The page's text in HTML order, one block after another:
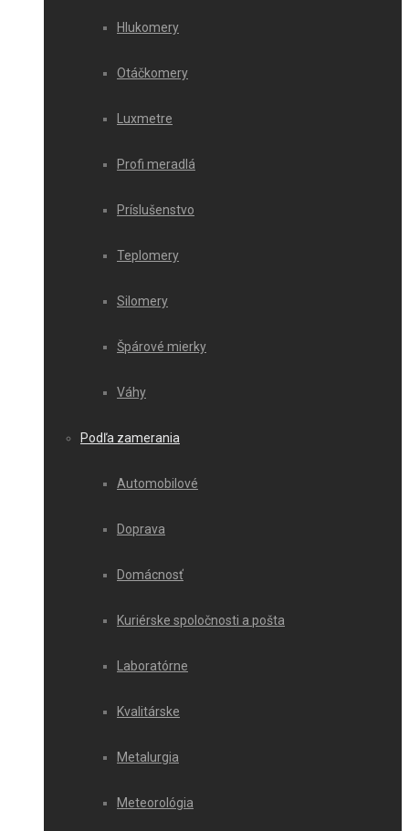
Hlukomery
Otáčkomery
Luxmetre
Profi meradlá
Príslušenstvo
Teplomery
Silomery
Špárové mierky
Váhy
Podľa zamerania
Automobilové
Doprava
Domácnosť
Kuriérske spoločnosti a pošta
Laboratórne
Kvalitárske
Metalurgia
Meteorológia